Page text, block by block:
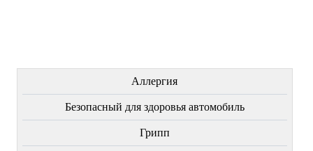
Аллергия
Безопасный для здоровья автомобиль
Грипп